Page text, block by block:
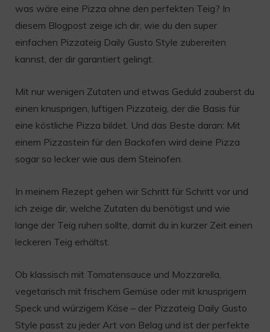
was wäre eine Pizza ohne den perfekten Teig? In
diesem Blogpost zeige ich dir, wie du den super
einfachen Pizzateig Daily Gusto Style zubereiten
kannst, der dir garantiert gelingt.
Mit nur wenigen Zutaten und etwas Geduld zauberst du
einen knusprigen, luftigen Pizzateig, der die Basis für
eine köstliche Pizza bildet. Und das Beste daran: Mit
einem Pizzastein für den Backofen wird deine Pizza
sogar so lecker wie aus dem Steinofen.
In meinem Rezept gehen wir Schritt für Schritt vor und
ich zeige dir, welche Zutaten du benötigst und wie
lange der Teig ruhen sollte, damit du in kurzer Zeit einen
leckeren Teig erhältst.
Ob klassisch mit Tomatensauce und Mozzarella,
vegetarisch mit frischem Gemüse oder mit knusprigem
Speck und würzigem Käse – der Pizzateig Daily Gusto
Style passt zu jeder Art von Belag und ist der perfekte